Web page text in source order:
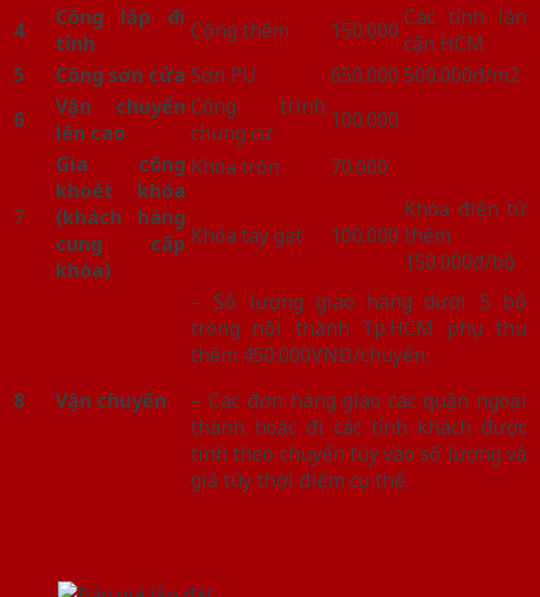
4
Công lắp đi
tỉnh
Cộng thêm 150.000 Các tỉnh lân
cận HCM
5
Công sơn cửa Sơn PU 650.000 500.000đ/m2
6
Vận chuyển
lên cao
Công trình
chung cư
100.000
7
Gia công
khoét khóa
(khách hàng
cung cấp
khóa)
Khóa tròn 70.000
Khóa tay gạt 100.000
Khóa điện tử
thêm
150.000đ/bộ
8 Vận chuyển
– Số lượng giao hàng dưới 5 bộ
trong nội thành Tp.HCM phụ thu
thêm 450.000VNĐ/chuyến.
– Các đơn hàng giao các quận ngoại
thành hoặc đi các tỉnh khách được
tính theo chuyến tùy vào số lượng và
giá tùy thời điểm cụ thể.